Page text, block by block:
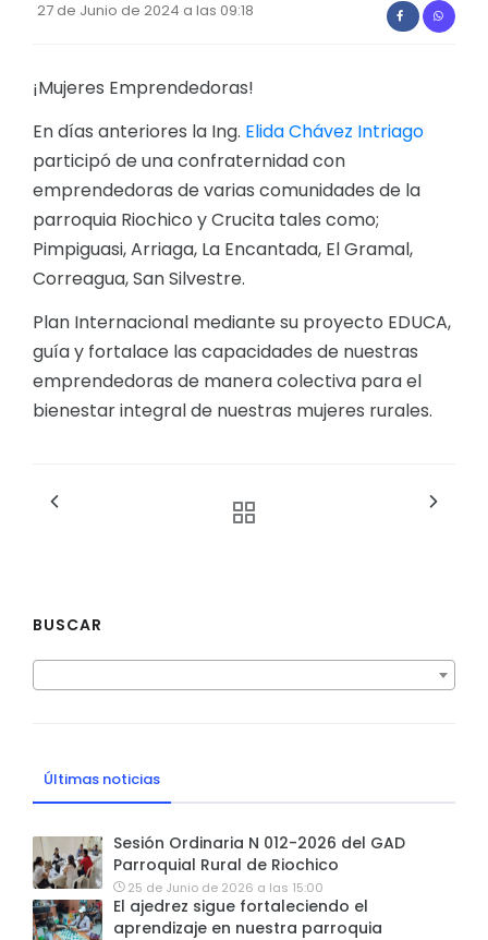
Plan Anual Contratación - PAC
Plan Operativo Anual - POA
Convenios Institucionales
PRESUPUESTO: EJECUCIÓN Y REPORTES
Cédulas presupuestarias y balances
Procesos de contratación
Ejecución Presupuestaria
27 de Junio de 2024 a las 09:18
¡Mujeres Emprendedoras!
En días anteriores la Ing. Elida Chávez Intriago
participó de una confraternidad con
emprendedoras de varias comunidades de la
parroquia Riochico y Crucita tales como;
Pimpiguasi, Arriaga, La Encantada, El Gramal,
Correagua, San Silvestre.
Plan Internacional mediante su proyecto EDUCA,
guía y fortalace las capacidades de nuestras
emprendedoras de manera colectiva para el
bienestar integral de nuestras mujeres rurales.
BUSCAR
Últimas noticias
Sesión Ordinaria N 012-2026 del GAD
Parroquial Rural de Riochico
25 de Junio de 2026 a las 15:00
El ajedrez sigue fortaleciendo el
aprendizaje en nuestra parroquia